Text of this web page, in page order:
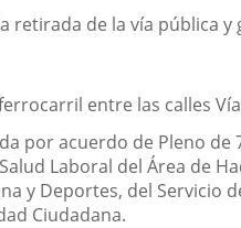
de la vía pública
entre las calles
por acuerdo de Pleno
Laboral del Área de
y Deportes, del Servicio
Ciudadana.